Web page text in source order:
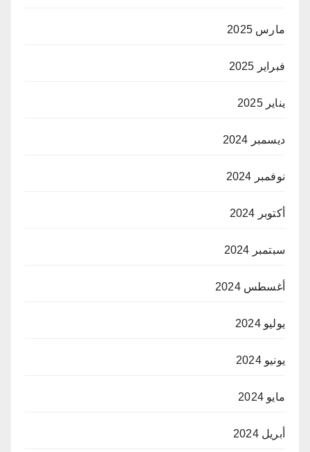
مارس 2025
فبراير 2025
يناير 2025
ديسمبر 2024
نوفمبر 2024
أكتوبر 2024
سبتمبر 2024
أغسطس 2024
يوليو 2024
يونيو 2024
مايو 2024
أبريل 2024